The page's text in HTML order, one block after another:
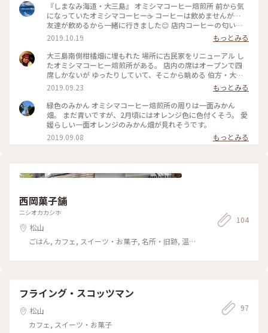
『しまなみ海道・大三島』 オミシマコーヒー焙煎所 前から気
になっていたオミシマコーヒー☕ コーヒーは飲めませんが…
友達が飲めるから一緒に行きました😊 店内コーヒーの匂い
が…☕ 豆売りもしてくれるそうです‼ おしゃれな店内で…休憩
させてもらいました‼ 大三島といえばみかんジュースなので 注
文〜‼ みかんの酸味と甘さがあるみかんジュース🍊 この日天気
があまりよくなかったから 景色ははっきりしなかったけど 天
気がいい日は最高だと思います(*^^*) 珈琲はテイクアウトもで
まなみ海道#大三島#珈琲#おしゃれな店内#神の島#ドライブ
2019.10.19
もっとみる
大三島南側柑橘畑に埋もれた 場所に古民家をリニューアル し
たオミシマコーヒー焙煎所がある。 店内の席はオープンで四
席しかないが ゆったりしていて、そこから眺める 伯方・大島
大橋は心地よい。 暫しまったりと過ごせれば きっと和めるや
ろな🤗🤗🤗
2019.09.23
もっとみる
緑色のみかん オミシマコーヒー焙煎所の周りは一面みかん
畑。 まだ青いですが、2月頃にはオレンジ色に色付くそう。 愛
媛らしい一面オレンジのみかん畑が見れそうです。
2019.09.08
もっとみる
西岡菓子舗
ニシオカカシホ
松山
ごはん, カフェ, スイーツ・お菓子, 名所・旧跡, 温
104
フライング・スコッツマン
松山
カフェ, スイーツ・お菓子
97